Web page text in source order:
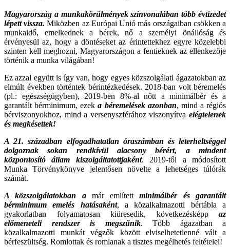
Magyarország a munkakörülmények színvonalában több évtizedet
lépett vissza. Miközben az Európai Unió más országaiban csökken a
munkaidő, emelkednek a bérek, nő a személyi önállóság és
érvényesül az, hogy a döntéseket az érintettekhez egyre közelebbi
szinten kell meghozni, Magyarországon a fentieknek az ellenkezője
történik a munka világában!
Ez azzal együtt is így van, hogy egyes közszolgálati ágazatokban az
elmúlt években történtek bérintézkedések. 2018-ban volt béremelés
(pl.: egészségügyben), 2019-ben 8%-al nőtt a minimálbér és a
garantált bérminimum, ezeka béremelések azonban, mind a régiós
bérviszonyokhoz, mind a versenyszférához viszonyítva elégtelenek
és megkésettek!
A 21. században elfogadhatatlan óraszámban és leterheltséggel
dolgoznak sokan rendkívül alacsony bérért, a mindent
központosító állam kiszolgáltatottjaként. 2019-től a módosított
Munka Törvénykönyve jelentősen növelte a lehetséges túlórák
számát.
A közszolgálatokban
amár említettminimálbér és garantált
bérminimum emelés hatásaként, a közalkalmazotti bértábla a
gyakorlatban folyamatosan kiüresedik, következésképp az
előmeneteli rendszer is megszűnik. Több ágazatban a
közalkalmazotti munkát végzők között elviselhetetlenné vált a
bérfeszültség. Romlottak és romlanak a tisztes megélhetés feltételei!